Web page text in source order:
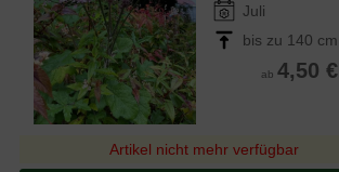
Juli
bis zu 140 cm
ab 4,50 €
Artikel nicht mehr verfügbar